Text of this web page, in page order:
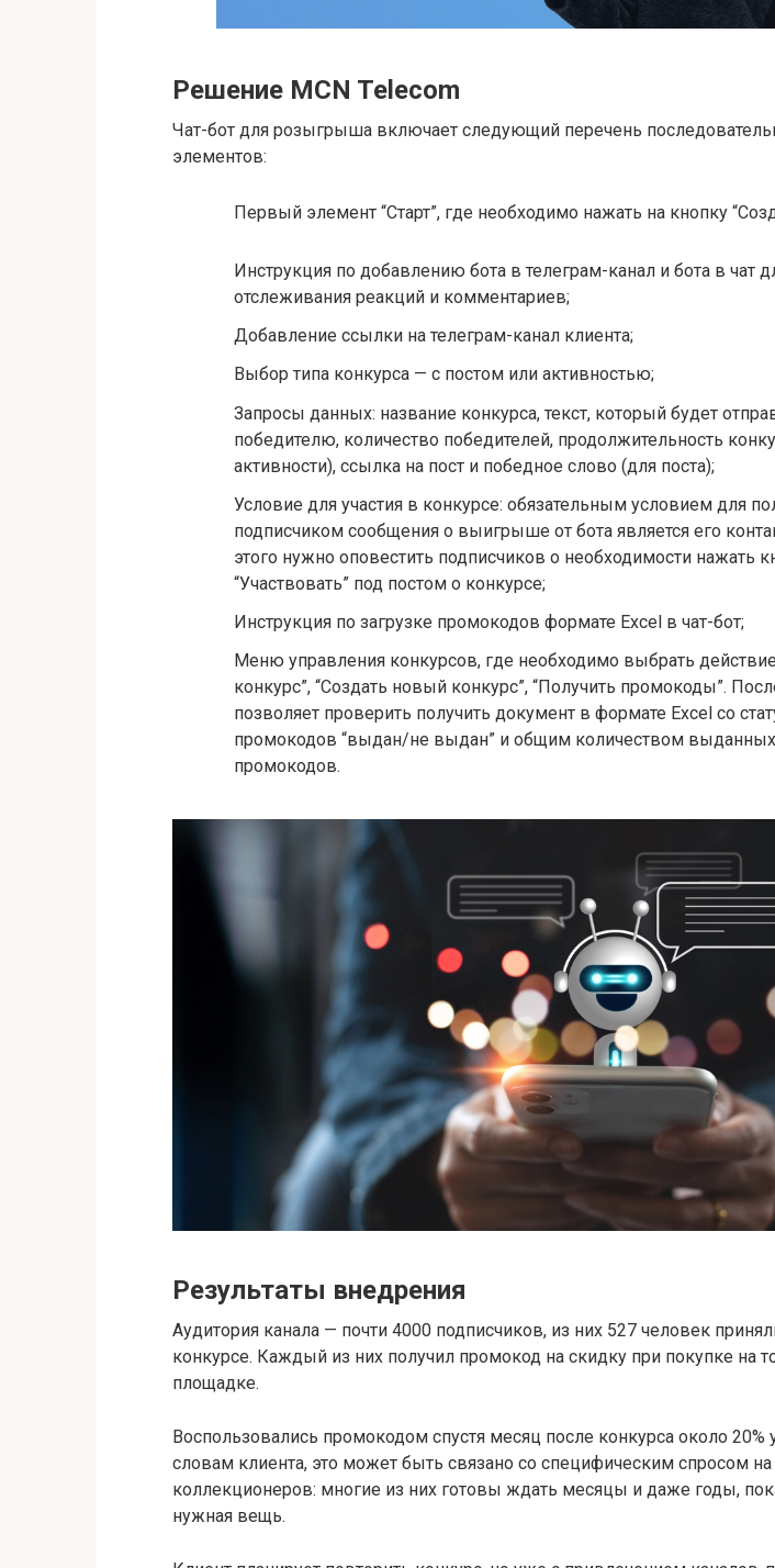
Решение MCN Telecom
Чат-бот для розыгрыша включает следующий перечень
элементов:
Первый элемент “Старт”, где необходимо нажать на кнопку
Инструкция по добавлению бота в телеграм-канал и бота в чат
отслеживания реакций и комментариев;
Добавление ссылки на телеграм-канал клиента;
Выбор типа конкурса — с постом или активностью;
Запросы данных: название конкурса, текст, который будет
победителю, количество победителей, продолжительность
активности), ссылка на пост и победное слово (для поста);
Условие для участия в конкурсе: обязательным условием для
подписчиком сообщения о выигрыше от бота является его
этого нужно оповестить подписчиков о необходимости нажать
“Участвовать” под постом о конкурсе;
Инструкция по загрузке промокодов формате Excel в чат-бот;
Меню управления конкурсов, где необходимо выбрать
конкурс”, “Создать новый конкурс”, “Получить промокоды”.
позволяет проверить получить документ в формате Excel со
промокодов “выдан/не выдан” и общим количеством
промокодов.
Результаты внедрения
Аудитория канала — почти 4000 подписчиков, из них 527 человек
конкурсе. Каждый из них получил промокод на скидку при покупке на
площадке.
Воспользовались промокодом спустя месяц после конкурса около 20%
словам клиента, это может быть связано со специфическим спросом
коллекционеров: многие из них готовы ждать месяцы и даже годы,
нужная вещь.